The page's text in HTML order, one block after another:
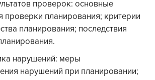
проверок: основные
проверки планирования; критерии
планирования; последствия
нарушений: меры
нарушений при планировании;